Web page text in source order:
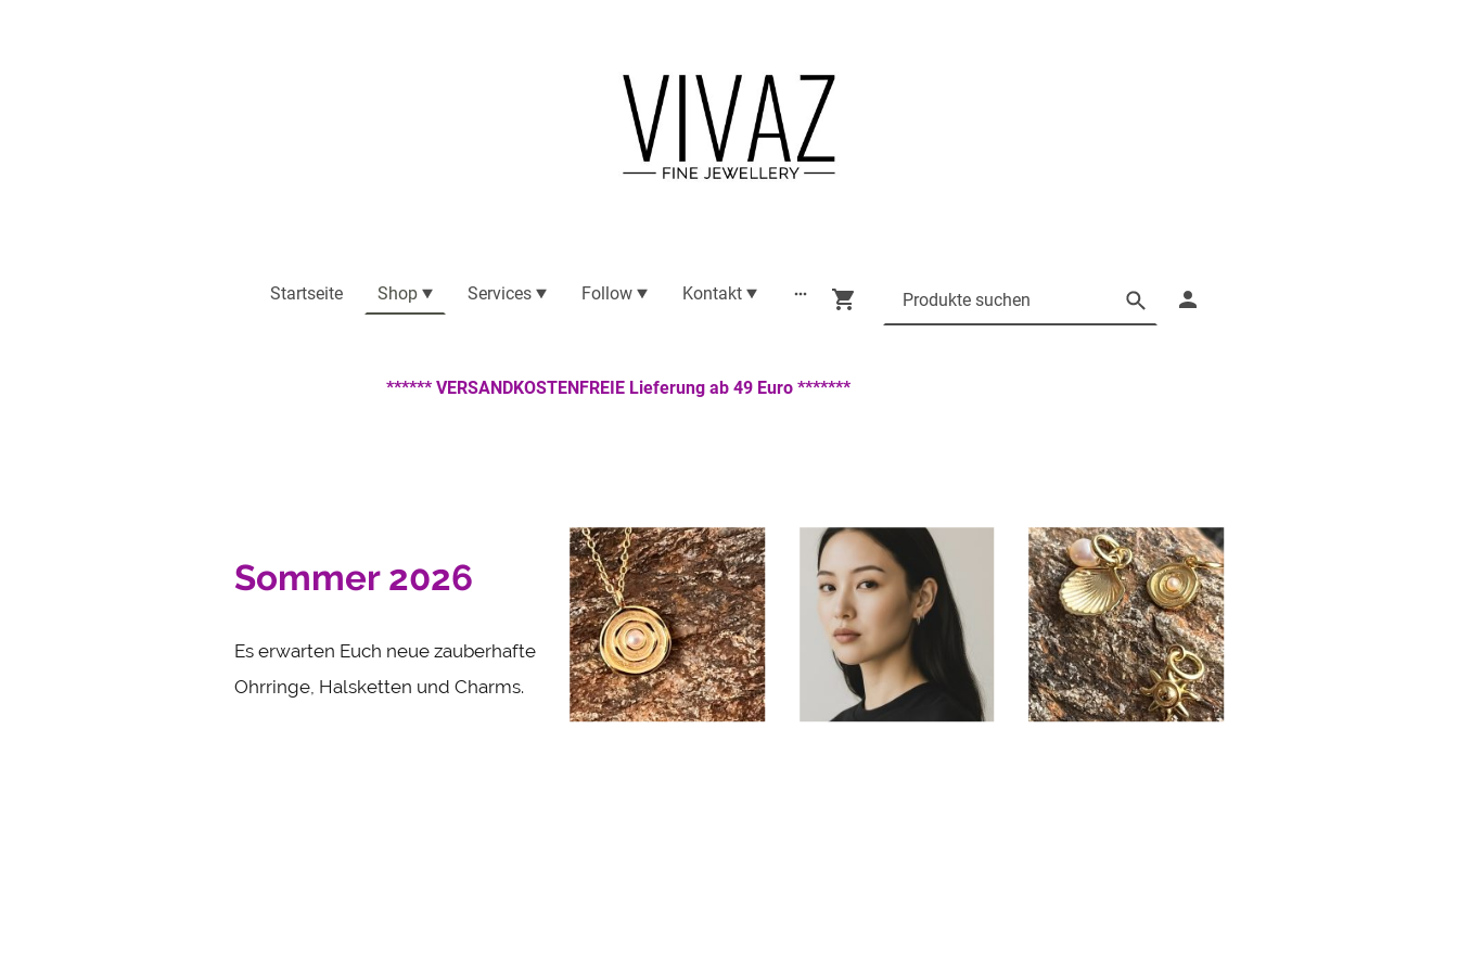
Startseite Shop Services Follow Kontakt
****** VERSANDKOSTENFREIE Lieferung ab 49 Euro *******
Sommer 2026
Es erwarten Euch neue zauberhafte
Ohrringe, Halsketten und Charms.